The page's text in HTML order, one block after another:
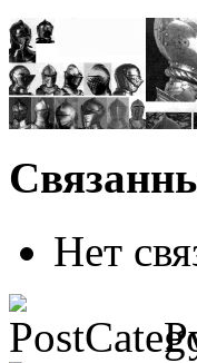
Нет